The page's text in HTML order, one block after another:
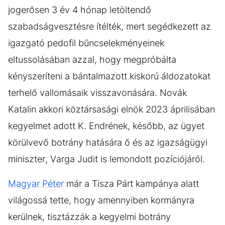
jogerősen 3 év 4 hónap letöltendő
szabadságvesztésre ítélték, mert segédkezett az
igazgató pedofil bűncselekményeinek
eltussolásában azzal, hogy megpróbálta
kényszeríteni a bántalmazott kiskorú áldozatokat
terhelő vallomásaik visszavonására. Novák
Katalin akkori köztársasági elnök 2023 áprilisában
kegyelmet adott K. Endrének, később, az ügyet
körülvevő botrány hatására ő és az igazságügyi
miniszter, Varga Judit is lemondott pozíciójáról.
Magyar Péter már a Tisza Párt kampánya alatt
világossá tette, hogy amennyiben kormányra
kerülnek, tisztázzák a kegyelmi botrány